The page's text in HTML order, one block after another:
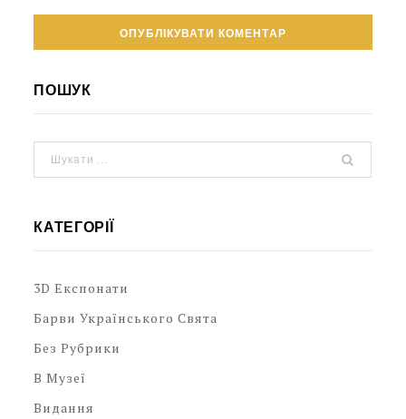
ПОШУК
КАТЕГОРІЇ
3D Експонати
Барви Українського Свята
Без Рубрики
В Музеї
Видання